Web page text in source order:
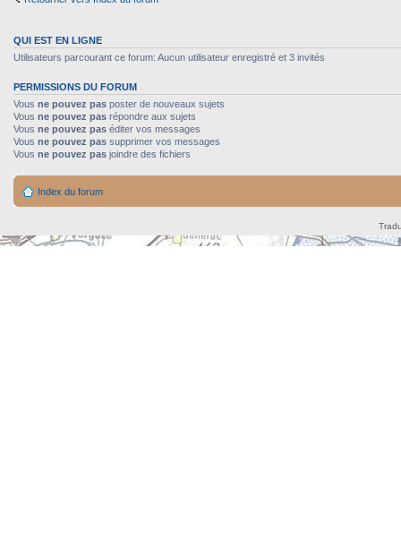
QUI EST EN LIGNE
Utilisateurs parcourant ce forum: Aucun utilisateur enregistré et 3 invités
PERMISSIONS DU FORUM
Vous ne pouvez pas poster de nouveaux sujets
Vous ne pouvez pas répondre aux sujets
Vous ne pouvez pas éditer vos messages
Vous ne pouvez pas supprimer vos messages
Vous ne pouvez pas joindre des fichiers
Index du forum